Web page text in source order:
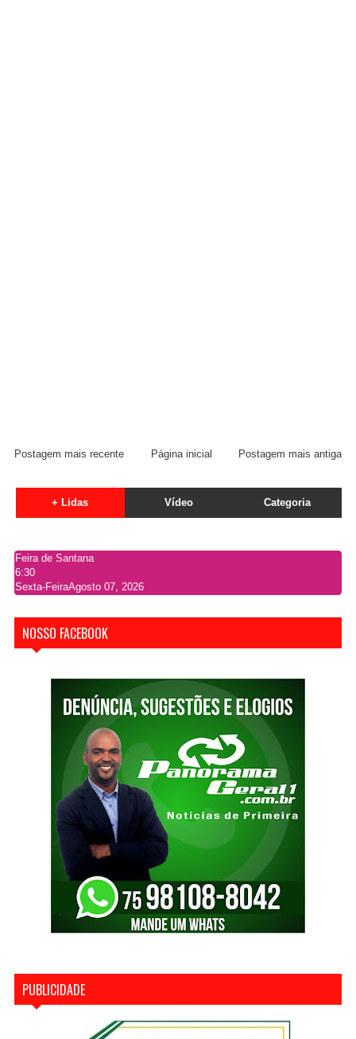
Postagem mais recente Postagem mais antiga
Página inicial
+ Lidas Vídeo Categoria
Feira de Santana
6:30
Sexta-FeiraAgosto 07, 2026
NOSSO FACEBOOK
PUBLICIDADE